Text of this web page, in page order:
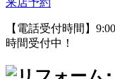
【電話受付時間】
時間受付中！